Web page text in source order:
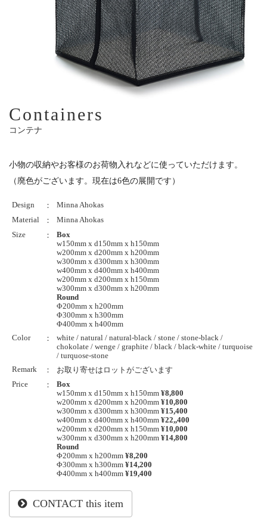
Containers
コンテナ
小物の収納やお客様のお荷物入れなどに使っていただけます。
（廃色がございます。現在は6色の展開です）
Design ：
Minna Ahokas
Material
：
Minna Ahokas
Size
：
Box
w150mm x d150mm x h150mm
w200mm x d200mm x h200mm
w300mm x d300mm x h300mm
w400mm x d400mm x h400mm
w200mm x d200mm x h150mm
w300mm x d300mm x h200mm
Round
Φ200mm x h200mm
Φ300mm x h300mm
Φ400mm x h400mm
Color
：
white / natural / natural-black / stone / stone-black /
chokolate / wenge / graphite / black / black-white / turquoise
/ turquose-stone
Remark
：
お取り寄せはロットがございます
Price
：
Box
w150mm x d150mm x h150mm ¥8,800
w200mm x d200mm x h200mm ¥10,800
w300mm x d300mm x h300mm ¥15,400
w400mm x d400mm x h400mm ¥22,,400
w200mm x d200mm x h150mm ¥10,000
w300mm x d300mm x h200mm ¥14,800
Round
Φ200mm x h200mm ¥8,200
Φ300mm x h300mm ¥14,200
Φ400mm x h400mm ¥19,400
CONTACT this item